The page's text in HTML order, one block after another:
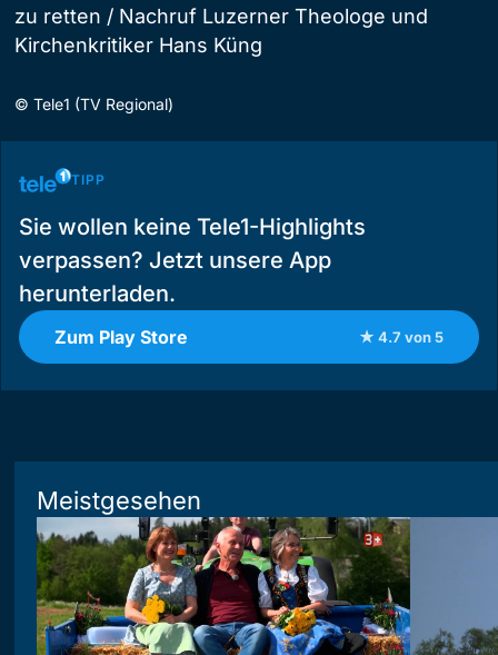
zu retten / Nachruf Luzerner Theologe und
Kirchenkritiker Hans Küng
© Tele1 (TV Regional)
TIPP
Sie wollen keine Tele1-Highlights
verpassen? Jetzt unsere App
herunterladen.
Zum Play Store ★ 4.7 von 5
Meistgesehen